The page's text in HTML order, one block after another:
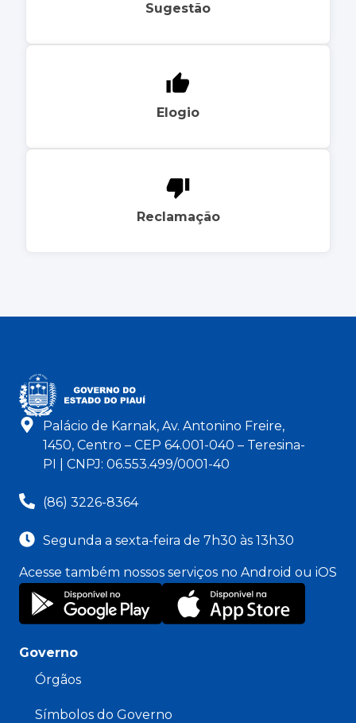
Sugestão
Elogio
Reclamação
Palácio de Karnak, Av. Antonino Freire,
1450, Centro – CEP 64.001-040 – Teresina-
PI | CNPJ: 06.553.499/0001-40
(86) 3226-8364
Segunda a sexta-feira de 7h30 às 13h30
Acesse também nossos serviços no Android ou iOS
Governo
Órgãos
Símbolos do Governo